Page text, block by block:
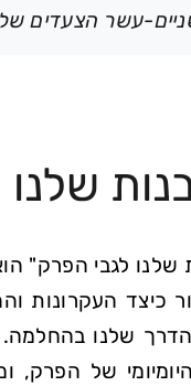
עשר הצעדים
שלנו לגבי הפרק"
כיצד העקרונות
שלנו בהחלמה.
היומיומי של